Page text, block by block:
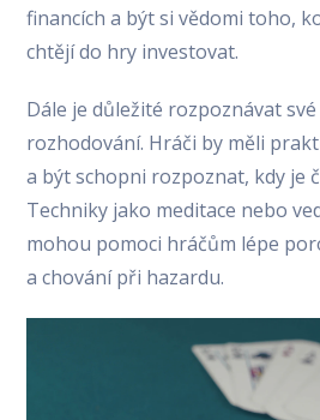
financích a být si vědomi toho,
chtějí do hry investovat.
Dále je důležité rozpoznávat
rozhodování. Hráči by měli
a být schopni rozpoznat, kdy je
Techniky jako meditace nebo
mohou pomoci hráčům lépe
a chování při hazardu.